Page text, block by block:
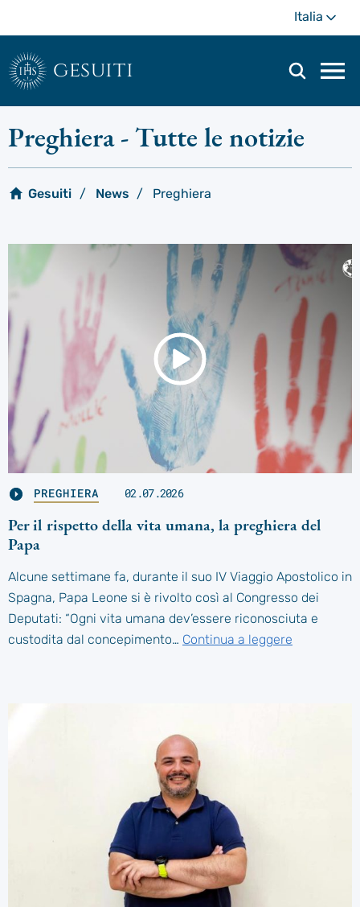
contenuto
principale
Italia
gesuiti
di
Preghiera- Tutte le notizie
Gesuiti News Preghiera
PREGHIERA 02.07.2026
Per il rispetto della vita umana, la preghiera del
Papa
Alcune settimane fa, durante il suo IV Viaggio Apostolico in
Spagna, Papa Leone si è rivolto così al Congresso dei
Deputati: “Ogni vita umana dev’essere riconosciuta e
custodita dal concepimento… Continua a leggere